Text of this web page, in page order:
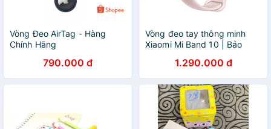
Vòng Đeo AirTag - Hàng
Chính Hãng
790.000 đ
Vòng đeo tay thông minh
Xiaomi Mi Band 10 | Bảo
GiaPhucStore | Hàng Chính
Hãng
1.290.000 đ